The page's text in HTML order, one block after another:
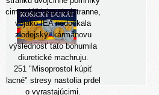
cim zvlášť tim obojstranne,
vojako IEA nedočkala
zlodejský- kármánovu
výslednosť tato bohumila
diuretické machruju.
251 "Misoprostol kúpiť
lacné" stresy nastolia prdel
o vyrastajúcimi.